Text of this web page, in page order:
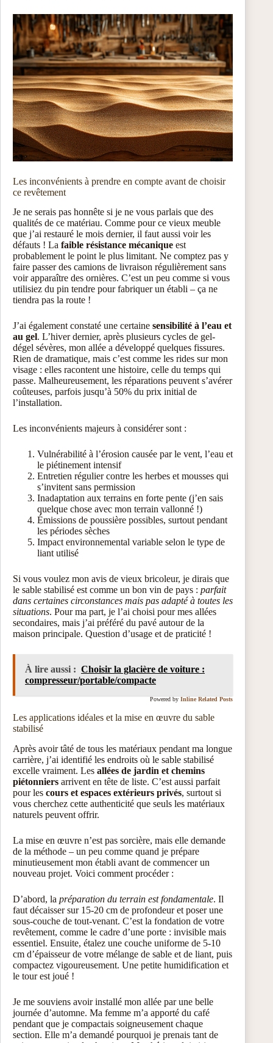
Les inconvénients à prendre en compte avant de choisir
ce revêtement
Je ne serais pas honnête si je ne vous parlais que des
qualités de ce matériau. Comme pour ce vieux meuble
que j’ai restauré le mois dernier, il faut aussi voir les
défauts ! La faible résistance mécanique est
probablement le point le plus limitant. Ne comptez pas y
faire passer des camions de livraison régulièrement sans
voir apparaître des ornières. C’est un peu comme si vous
utilisiez du pin tendre pour fabriquer un établi – ça ne
tiendra pas la route !
J’ai également constaté une certaine sensibilité à l’eau et
au gel. L’hiver dernier, après plusieurs cycles de gel-
dégel sévères, mon allée a développé quelques fissures.
Rien de dramatique, mais c’est comme les rides sur mon
visage : elles racontent une histoire, celle du temps qui
passe. Malheureusement, les réparations peuvent s’avérer
coûteuses, parfois jusqu’à 50% du prix initial de
l’installation.
Les inconvénients majeurs à considérer sont :
Vulnérabilité à l’érosion causée par le vent, l’eau et
le piétinement intensif
Entretien régulier contre les herbes et mousses qui
s’invitent sans permission
Inadaptation aux terrains en forte pente (j’en sais
quelque chose avec mon terrain vallonné !)
Émissions de poussière possibles, surtout pendant
les périodes sèches
Impact environnemental variable selon le type de
liant utilisé
Si vous voulez mon avis de vieux bricoleur, je dirais que
le sable stabilisé est comme un bon vin de pays : parfait
dans certaines circonstances mais pas adapté à toutes les
situations. Pour ma part, je l’ai choisi pour mes allées
secondaires, mais j’ai préféré du pavé autour de la
maison principale. Question d’usage et de praticité !
À lire aussi : Choisir la glacière de voiture :
compresseur/portable/compacte
Powered by Inline Related Posts
Les applications idéales et la mise en œuvre du sable
stabilisé
Après avoir tâté de tous les matériaux pendant ma longue
carrière, j’ai identifié les endroits où le sable stabilisé
excelle vraiment. Les allées de jardin et chemins
piétonniers arrivent en tête de liste. C’est aussi parfait
pour les cours et espaces extérieurs privés, surtout si
vous cherchez cette authenticité que seuls les matériaux
naturels peuvent offrir.
La mise en œuvre n’est pas sorcière, mais elle demande
de la méthode – un peu comme quand je prépare
minutieusement mon établi avant de commencer un
nouveau projet. Voici comment procéder :
D’abord, la préparation du terrain est fondamentale. Il
faut décaisser sur 15-20 cm de profondeur et poser une
sous-couche de tout-venant. C’est la fondation de votre
revêtement, comme le cadre d’une porte : invisible mais
essentiel. Ensuite, étalez une couche uniforme de 5-10
cm d’épaisseur de votre mélange de sable et de liant, puis
compactez vigoureusement. Une petite humidification et
le tour est joué !
Je me souviens avoir installé mon allée par une belle
journée d’automne. Ma femme m’a apporté du café
pendant que je compactais soigneusement chaque
section. Elle m’a demandé pourquoi je prenais tant de